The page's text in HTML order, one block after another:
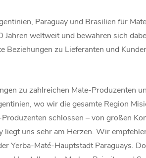
Paraguay und Brasilien für
weltweit und bewahren sich
Beziehungen zu Lieferanten und
zu zahlreichen Mate-Produzenten
wo wir die gesamte Region
schlossen – von großen
liegt uns sehr am Herzen. Wir
Yerba-Maté-Hauptstadt Paraguays.